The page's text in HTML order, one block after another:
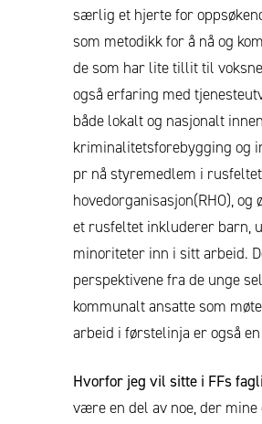
særlig et hjerte for
som metodikk for å nå og
de som har lite tillit til
også erfaring med
både lokalt og nasjonalt
kriminalitetsforebygging og
pr nå styremedlem i
hovedorganisasjon(RHO),
et rusfeltet inkluderer barn,
minoriteter inn i sitt arbeid.
perspektivene fra de unge
kommunalt ansatte som
arbeid i førstelinja er også
Hvorfor jeg vil sitte i FFs
være en del av noe, der